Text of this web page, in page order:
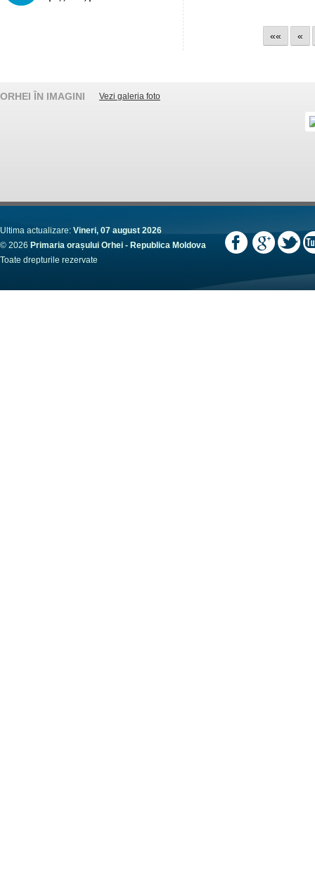
«« «
ORHEI ÎN IMAGINI Vezi galeria foto
Ultima actualizare: Vineri, 07 august 2026
© 2026 Primaria orașului Orhei - Republica Moldova
Toate drepturile rezervate